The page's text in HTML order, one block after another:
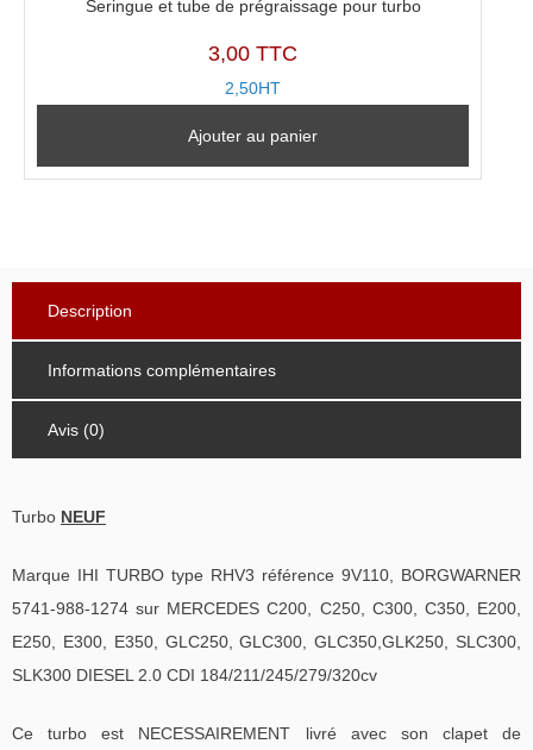
Seringue et tube de prégraissage pour turbo
3,00 TTC
2,50HT
Ajouter au panier
Description
Informations complémentaires
Avis (0)
Turbo NEUF
Marque IHI TURBO type RHV3 référence 9V110, BORGWARNER
5741-988-1274 sur MERCEDES C200, C250, C300, C350, E200,
E250, E300, E350, GLC250, GLC300, GLC350,GLK250, SLC300,
SLK300 DIESEL 2.0 CDI 184/211/245/279/320cv
Ce turbo est NECESSAIREMENT livré avec son clapet de